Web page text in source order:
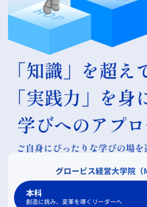
グロービス経営大学院（
本科
創造に挑み、変革を導くリーダーへ